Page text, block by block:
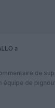
a
de
équipe de